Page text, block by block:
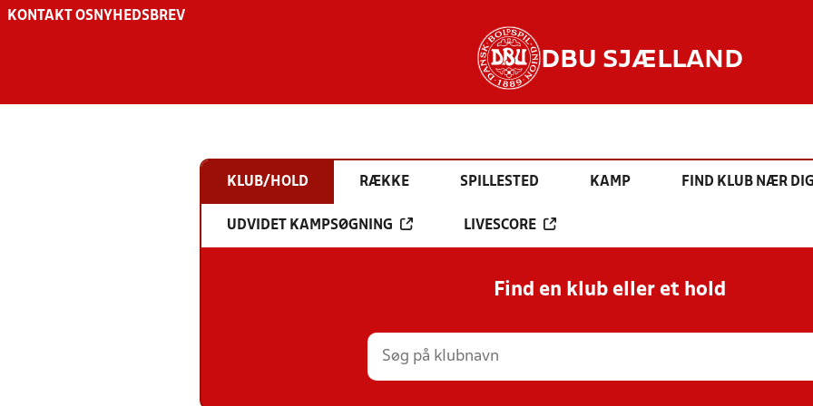
KONTAKT OS NYHEDSBREV
DBU SJÆLLAND
KLUB/HOLD RÆKKE SPILLESTED KAMP FIND KLUB NÆR
UDVIDET KAMPSØGNING LIVESCORE
Find en klub eller et hold